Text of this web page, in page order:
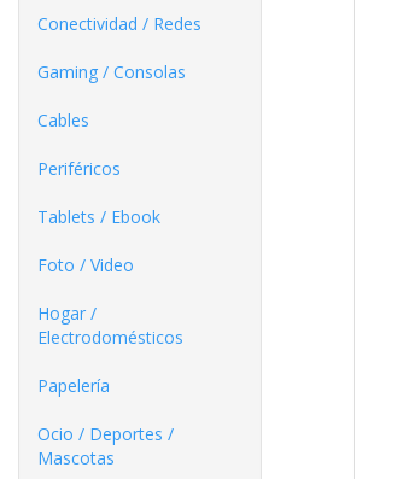
Conectividad / Redes
Gaming / Consolas
Cables
Periféricos
Tablets / Ebook
Foto / Video
Hogar /
Electrodomésticos
Papelería
Ocio / Deportes /
Mascotas